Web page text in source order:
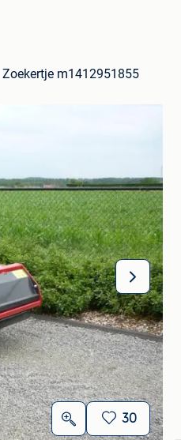
Zoekertje m1412951855
30